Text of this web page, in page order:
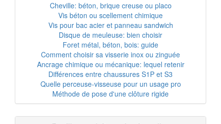
Cheville: béton, brique creuse ou placo
Vis béton ou scellement chimique
Vis pour bac acier et panneau sandwich
Disque de meuleuse: bien choisir
Foret métal, béton, bois: guide
Comment choisir sa visserie inox ou zinguée
Ancrage chimique ou mécanique: lequel retenir
Différences entre chaussures S1P et S3
Quelle perceuse-visseuse pour un usage pro
Méthode de pose d'une clôture rigide